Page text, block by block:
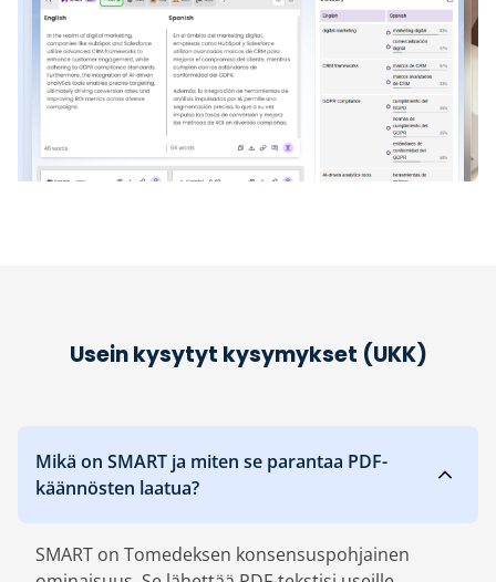
Usein kysytyt kysymykset (UKK)
Mikä on SMART ja miten se parantaa PDF-
käännösten laatua?
SMART on Tomedeksen konsensuspohjainen